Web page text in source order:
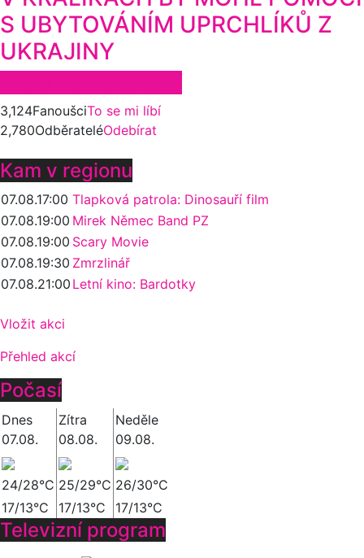
S UBYTOVÁNÍM UPRCHLÍKŮ Z
UKRAJINY
3,124FanoušciTo se mi líbí
2,780OdběrateléOdebírat
Kam v regionu
07.08.17:00 Tlapková patrola: Dinosauří film
07.08.19:00 Mirek Němec Band PZ
07.08.19:00 Scary Movie
07.08.19:30 Zmrzlinář
07.08.21:00 Letní kino: Bardotky
Vložit akci
Přehled akcí
Počasí
Dnes
07.08.
Zítra
08.08.
Neděle
09.08.
24/28°C 25/29°C 26/30°C
17/13°C
17/13°C 17/13°C
Televizní program